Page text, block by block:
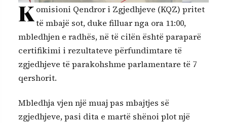
K omisioni Qendror i Zgjedhjeve (KQZ) pritet
të mbajë sot, duke filluar nga ora 11:00,
mbledhjen e radhës, në të cilën është paraparë
certifikimi i rezultateve përfundimtare të
zgjedhjeve të parakohshme parlamentare të 7
qershorit.
Mbledhja vjen një muaj pas mbajtjes së
zgjedhjeve, pasi dita e martë shënoi plot një